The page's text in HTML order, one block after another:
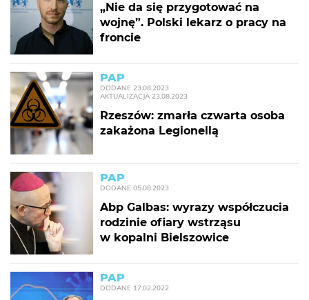
„Nie da się przygotować na
wojnę”. Polski lekarz o pracy na
froncie
PAP
DODANE 23.08.2023
AKTUALIZACJA 23.08.2023
Rzeszów: zmarła czwarta osoba
zakażona Legionellą
PAP
DODANE 05.08.2023
Abp Galbas: wyrazy współczucia
rodzinie ofiary wstrząsu
w kopalni Bielszowice
PAP
DODANE 17.02.2022